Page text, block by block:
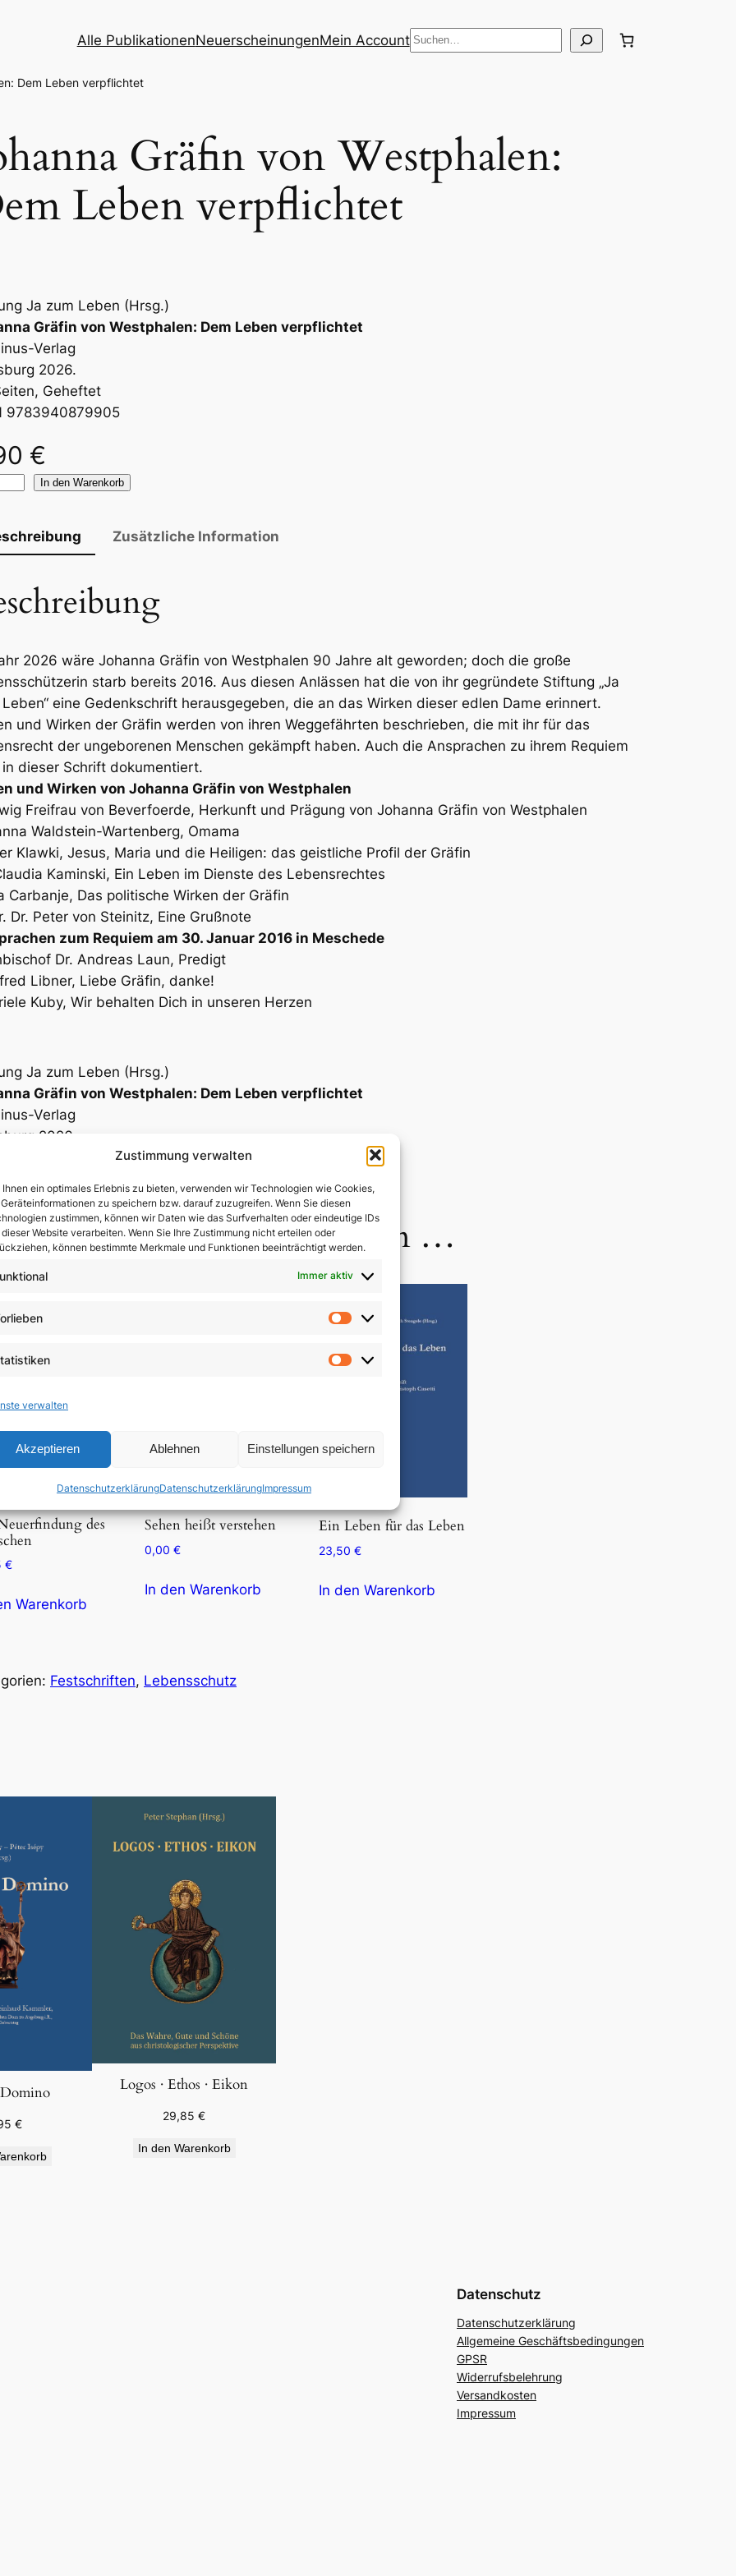
Zustimmung verwalten
Ihnen ein optimales Erlebnis zu bieten, verwenden wir Technologien wie Cookies,
Geräteinformationen zu speichern bzw. darauf zuzugreifen. Wenn Sie diesen
zustimmen, können wir Daten wie das Surfverhalten oder eindeutige IDs
Website verarbeiten. Wenn Sie Ihre Zustimmung nicht erteilen oder
können bestimmte Merkmale und Funktionen beeinträchtigt werden.
Immer aktiv
Vorlieben
Statistiken
verwalten
Akzeptieren Ablehnen Einstellungen speichern
DatenschutzerklärungDatenschutzerklärungImpressum
Alle PublikationenNeuerscheinungenMein AccountSuche
Dem Leben verpflichtet
Gräfin von Westphalen:
Leben verpflichtet
Ja zum Leben (Hrsg.)
Gräfin von Westphalen: Dem Leben verpflichtet
Verlag
2026.
Geheftet
9783940879905
€
In den Warenkorb
Zusätzliche Information
2026 wäre Johanna Gräfin von Westphalen 90 Jahre alt geworden; doch die große
starb bereits 2016. Aus diesen Anlässen hat die von ihr gegründete Stiftung „Ja
Leben“ eine Gedenkschrift herausgegeben, die an das Wirken dieser edlen Dame erinnert.
und Wirken der Gräfin werden von ihren Weggefährten beschrieben, die mit ihr für das
der ungeborenen Menschen gekämpft haben. Auch die Ansprachen zu ihrem Requiem
dieser Schrift dokumentiert.
und Wirken von Johanna Gräfin von Westphalen
Freifrau von Beverfoerde, Herkunft und Prägung von Johanna Gräfin von Westphalen
Waldstein-Wartenberg, Omama
Klawki, Jesus, Maria und die Heiligen: das geistliche Profil der Gräfin
Kaminski, Ein Leben im Dienste des Lebensrechtes
Carbanje, Das politische Wirken der Gräfin
Dr. Peter von Steinitz, Eine Grußnote
zum Requiem am 30. Januar 2016 in Meschede
Dr. Andreas Laun, Predigt
Libner, Liebe Gräfin, danke!
Kuby, Wir behalten Dich in unseren Herzen
Ja zum Leben (Hrsg.)
Gräfin von Westphalen: Dem Leben verpflichtet
Verlag
2026.
könnte Ihnen auch gefallen …
des
€
Warenkorb
Sehen heißt verstehen
0,00 €
In den Warenkorb
Ein Leben für das Leben
23,50 €
In den Warenkorb
Festschriften, Lebensschutz
€
Logos · Ethos · Eikon
29,85 €
In den Warenkorb
Datenschutz
Datenschutzerklärung
Allgemeine Geschäftsbedingungen
GPSR
Widerrufsbelehrung
Versandkosten
Impressum